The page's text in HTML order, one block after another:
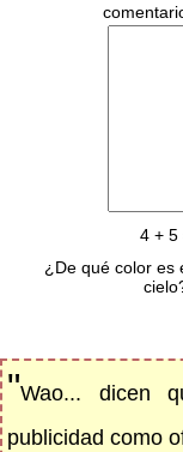
4 + 5
¿De qué color es
"Wao... dicen
publicidad como